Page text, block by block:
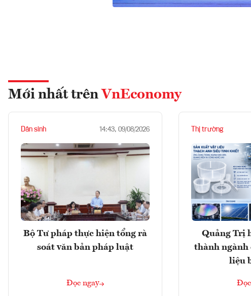
Mới nhất trên VnEconomy
Dân sinh 14:43, 09/08/2026
Bộ Tư pháp thực hiện tổng rà
soát văn bản pháp luật
Đọc ngay
Thị trường
Quảng Trị
thành ngành
liệu